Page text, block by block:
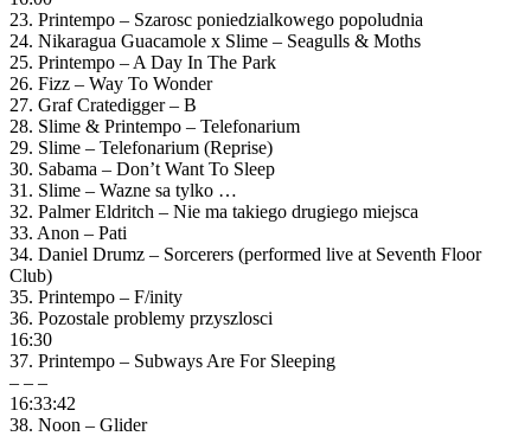
23. Printempo – Szarosc poniedzialkowego popoludnia
24. Nikaragua Guacamole x Slime – Seagulls & Moths
25. Printempo – A Day In The Park
26. Fizz – Way To Wonder
27. Graf Cratedigger – B
28. Slime & Printempo – Telefonarium
29. Slime – Telefonarium (Reprise)
30. Sabama – Don’t Want To Sleep
31. Slime – Wazne sa tylko …
32. Palmer Eldritch – Nie ma takiego drugiego miejsca
33. Anon – Pati
34. Daniel Drumz – Sorcerers (performed live at Seventh Floor
Club)
35. Printempo – F/inity
36. Pozostale problemy przyszlosci
16:30
37. Printempo – Subways Are For Sleeping
– – –
16:33:42
38. Noon – Glider